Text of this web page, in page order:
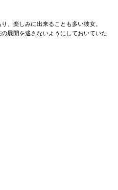
、楽しみに出来ることも多い彼女。
展開を逃さないようにしておいていた